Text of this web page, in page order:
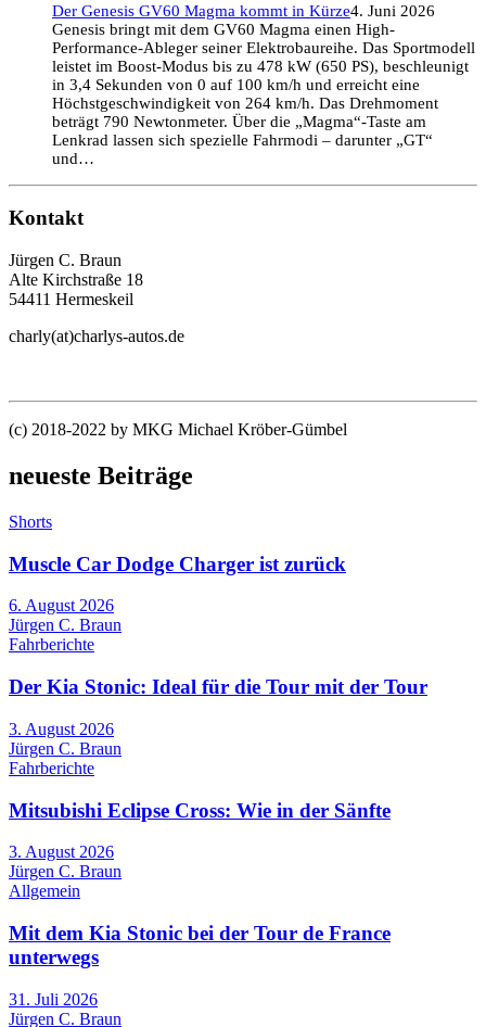
Der Genesis GV60 Magma kommt in Kürze4. Juni 2026
Genesis bringt mit dem GV60 Magma einen High-
Performance-Ableger seiner Elektrobaureihe. Das Sportmodell
leistet im Boost-Modus bis zu 478 kW (650 PS), beschleunigt
in 3,4 Sekunden von 0 auf 100 km/h und erreicht eine
Höchstgeschwindigkeit von 264 km/h. Das Drehmoment
beträgt 790 Newtonmeter. Über die „Magma“-Taste am
Lenkrad lassen sich spezielle Fahrmodi – darunter „GT“
und…
Kontakt
Jürgen C. Braun
Alte Kirchstraße 18
54411 Hermeskeil
charly(at)charlys-autos.de
(c) 2018-2022 by MKG Michael Kröber-Gümbel
neueste Beiträge
Shorts
Muscle Car Dodge Charger ist zurück
6. August 2026
Jürgen C. Braun
Fahrberichte
Der Kia Stonic: Ideal für die Tour mit der Tour
3. August 2026
Jürgen C. Braun
Fahrberichte
Mitsubishi Eclipse Cross: Wie in der Sänfte
3. August 2026
Jürgen C. Braun
Allgemein
Mit dem Kia Stonic bei der Tour de France
unterwegs
31. Juli 2026
Jürgen C. Braun